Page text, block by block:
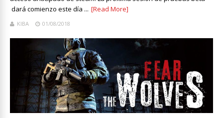
dará comienzo este día ... [Read More]
KIBA 01/08/2018